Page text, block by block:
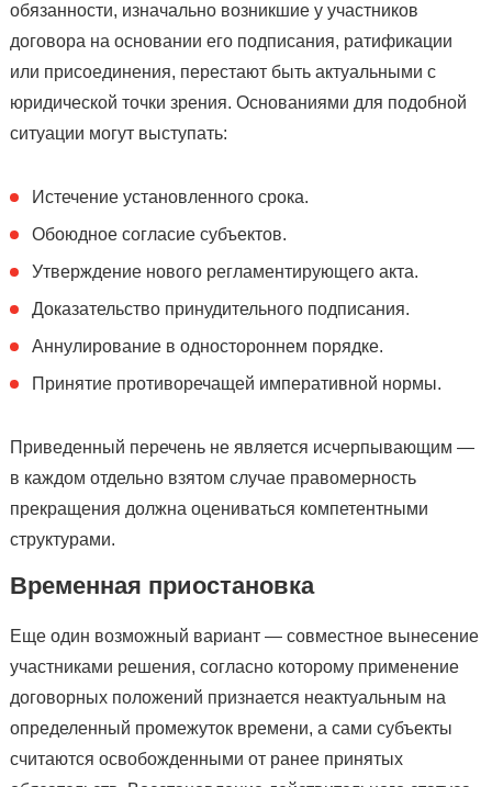
обязанности, изначально возникшие у участников
договора на основании его подписания, ратификации
или присоединения, перестают быть актуальными с
юридической точки зрения. Основаниями для подобной
ситуации могут выступать:
Истечение установленного срока.
Обоюдное согласие субъектов.
Утверждение нового регламентирующего акта.
Доказательство принудительного подписания.
Аннулирование в одностороннем порядке.
Принятие противоречащей императивной нормы.
Приведенный перечень не является исчерпывающим —
в каждом отдельно взятом случае правомерность
прекращения должна оцениваться компетентными
структурами.
Временная приостановка
Еще один возможный вариант — совместное вынесение
участниками решения, согласно которому применение
договорных положений признается неактуальным на
определенный промежуток времени, а сами субъекты
считаются освобожденными от ранее принятых